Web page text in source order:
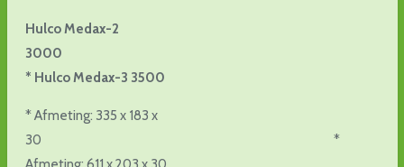
Hulco Medax-2
3000
* Hulco Medax-3 3500
* Afmeting: 335 x 183 x
30 *